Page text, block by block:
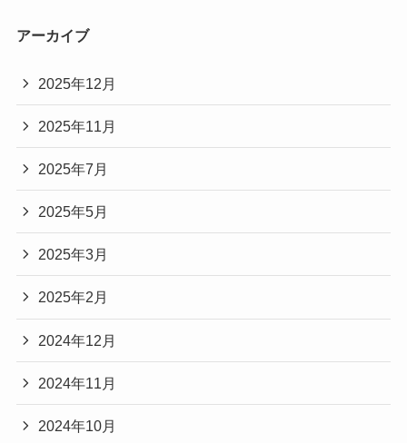
アーカイブ
2025年12月
2025年11月
2025年7月
2025年5月
2025年3月
2025年2月
2024年12月
2024年11月
2024年10月